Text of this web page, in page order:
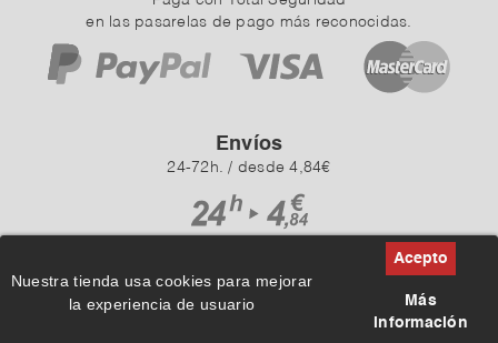
Nuestra tienda usa cookies para mejorar
la experiencia de usuario
Más
información
en las pasarelas de pago más reconocidas.
Envíos
24-72h. / desde 4,84€